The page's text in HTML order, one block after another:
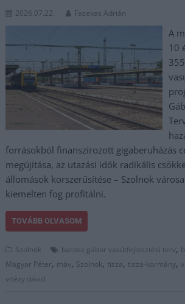
2026.07.22. Fazekas Adrián
A
10
forrásokból finanszírozott gigaberuházás
megújítása, az utazási idők radikális
állomások korszerűsítése – Szolnok
kiemelten fog profitálni.
TOVÁBB OLVASOM
Szolnok baross gábor vasútfejlesztési terv,
Magyar Péter, máv, Szolnok, tisza, tisza-kormány,
vitézy dávid